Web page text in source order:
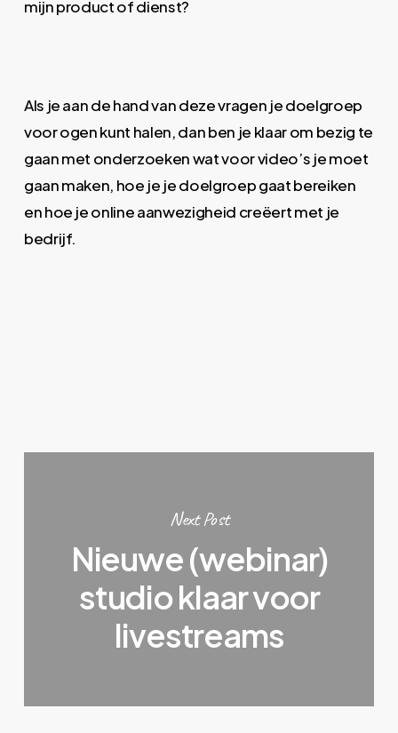
mijn product of dienst?
Als je aan de hand van deze vragen je doelgroep
voor ogen kunt halen, dan ben je klaar om bezig te
gaan met onderzoeken wat voor video’s je moet
gaan maken, hoe je je doelgroep gaat bereiken
en hoe je online aanwezigheid creëert met je
bedrijf.
Next Post
Nieuwe (webinar)
studio klaar voor
livestreams